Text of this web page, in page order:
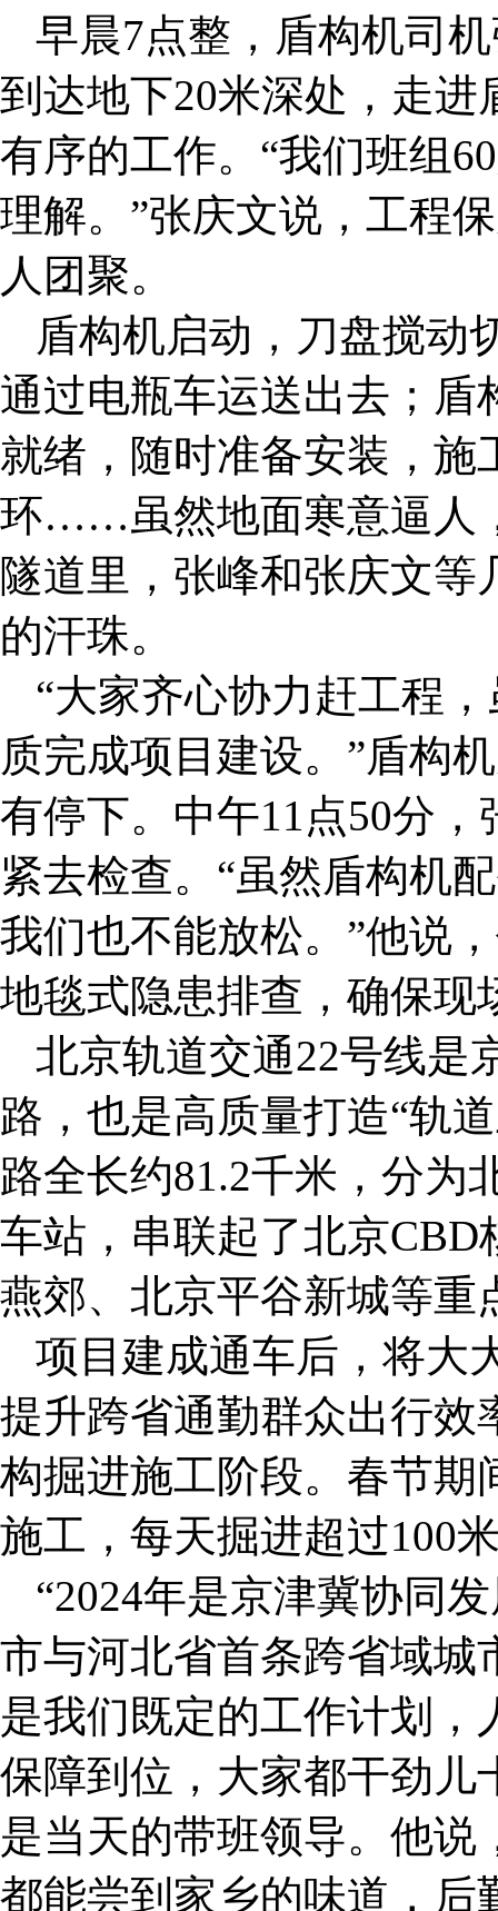
早晨7点整，盾构机司
到达地下20米深处，走
有序的工作。“我们班组
理解。”张庆文说，工程
人团聚。
盾构机启动，刀盘搅动
通过电瓶车运送出去；盾
就绪，随时准备安装，施
环……虽然地面寒意逼人
隧道里，张峰和张庆文
的汗珠。
“大家齐心协力赶工程
质完成项目建设。”盾构
有停下。中午11点50分
紧去检查。“虽然盾构机
我们也不能放松。”他说
地毯式隐患排查，确保现
北京轨道交通22号线是
路，也是高质量打造“轨
路全长约81.2千米，分为
车站，串联起了北京
燕郊、北京平谷新城等重
项目建成通车后，将大
提升跨省通勤群众出行效
构掘进施工阶段。春节期
施工，每天掘进超过100
“2024年是京津冀协同
市与河北省首条跨省域城
是我们既定的工作计划
保障到位，大家都干劲儿
是当天的带班领导。他
都能尝到家乡的味道，后